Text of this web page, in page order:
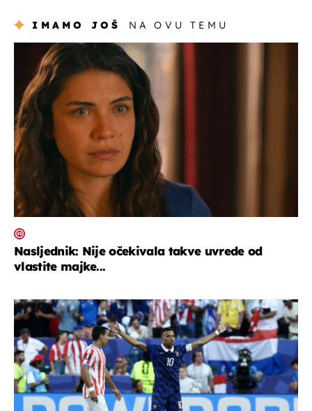
IMAMO JOŠ NA OVU TEMU
serijski
Nasljednik: Nije očekivala takve uvrede od
vlastite majke...
svjetsko prvenstvo 2026